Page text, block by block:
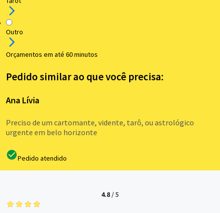
Outro
Orçamentos em até 60 minutos
Pedido similar ao que você precisa:
Ana Lívia
Preciso de um cartomante, vidente, tarô, ou astrológico
urgente em belo horizonte
Pedido atendido
4.8 /5